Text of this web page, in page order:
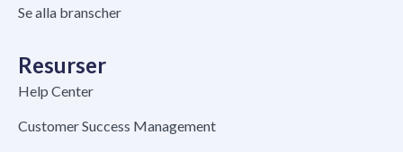
Se alla branscher
Resurser
Help Center
Customer Success Management